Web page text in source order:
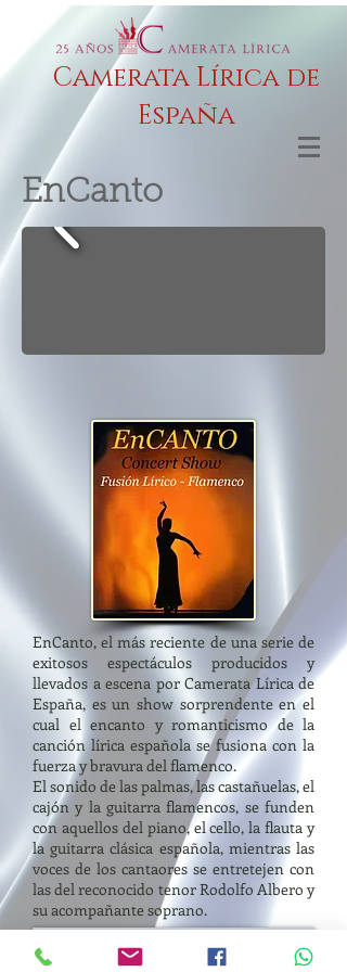
Camerata Lírica de
España
EnCanto
EnCanto, el más reciente de una serie de
exitosos espectáculos producidos y
llevados a escena por Camerata Lírica de
España, es un show sorprendente en el
cual el encanto y romanticismo de la
canción lírica española se fusiona con la
fuerza y bravura del flamenco.
El sonido de las palmas, las castañuelas, el
cajón y la guitarra flamencos, se funden
con aquellos del piano, el cello, la flauta y
la guitarra clásica española, mientras las
voces de los cantaores se entretejen con
las del reconocido tenor Rodolfo Albero y
su acompañante soprano.